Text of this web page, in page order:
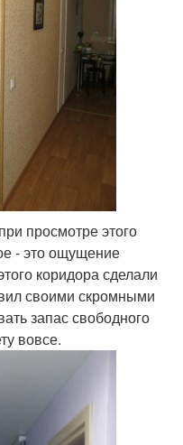
просмотре этого
- это ощущение
коридора сделали
своими скромными
запас свободного
вовсе.